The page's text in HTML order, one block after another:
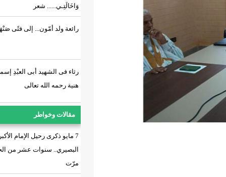
رائعة ولد أمّون... إلى فتًى صَنْهَاجِي.!
رثاء فى الشهيد أبى العبْدِ إسماعيل
7 مايو ذكرى رحيل الإمام الأكبر ولد
البصيري.. سنوات عشر من الحزن